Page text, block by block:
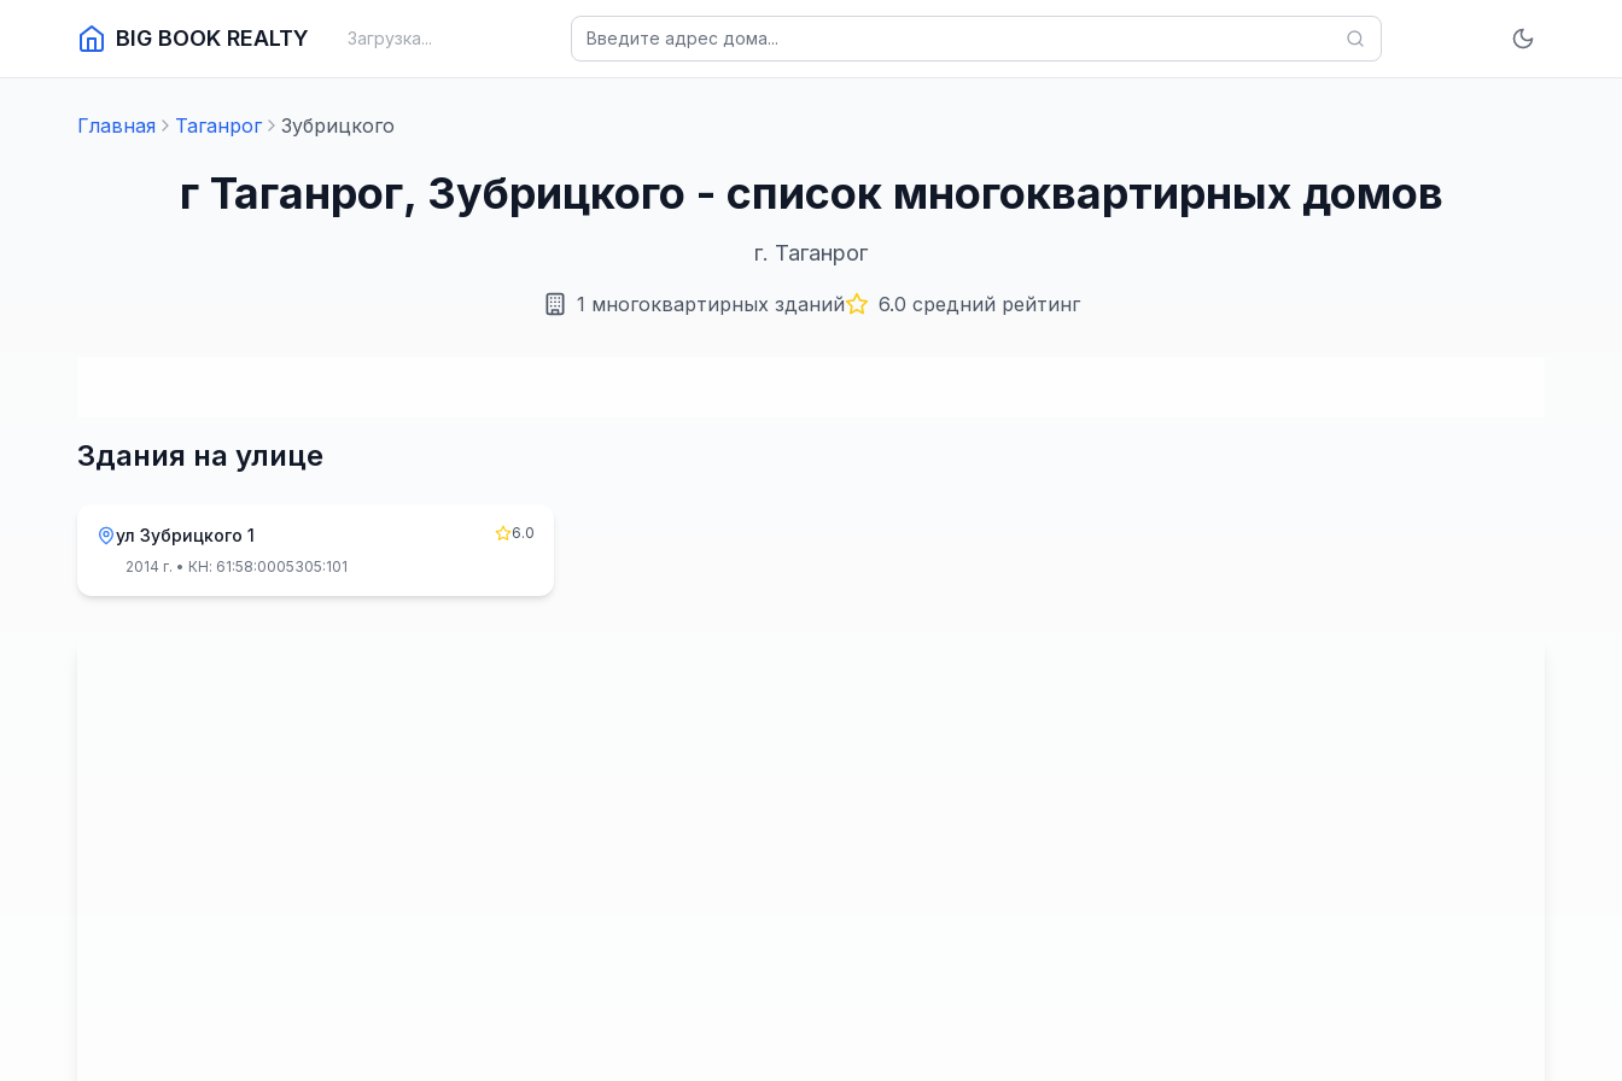
BIG BOOK REALTY Загрузка...
Главная Таганрог Зубрицкого
г Таганрог, Зубрицкого - список многоквартирных домов
г. Таганрог
1 многоквартирных зданий 6.0 средний рейтинг
Здания на улице
ул Зубрицкого 1
6.0
2014 г. • КН: 61:58:0005305:101